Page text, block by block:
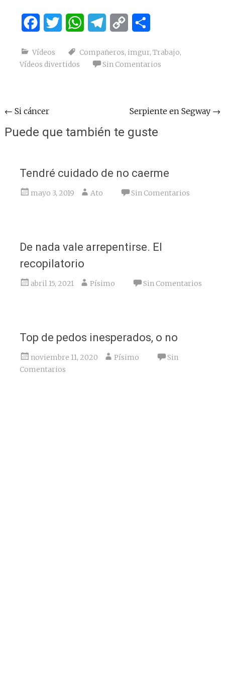
FacebookTwitter WhatsAppTelegram
Copy
Vídeos Compañeros, imgur, Trabajo,
Vídeos divertidos
Sin Comentarios
Navegación
de
← Si cáncer Serpiente en Segway →
Puede que también te guste
Tendré cuidado de no caerme
mayo 3, 2019 Ato Sin Comentarios
De nada vale arrepentirse. El
recopilatorio
abril 15, 2021 Písimo Sin Comentarios
Top de pedos inesperados, o no
noviembre 11, 2020 Písimo
Sin
Comentarios